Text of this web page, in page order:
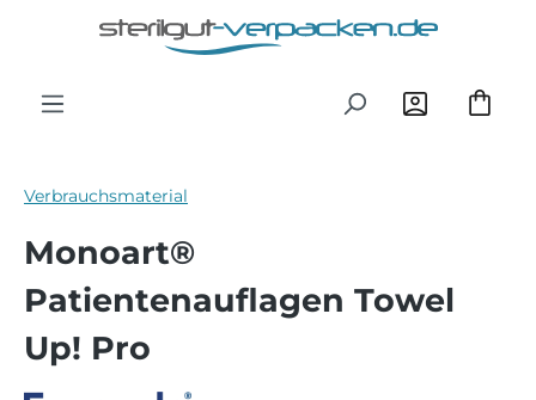
Zum Hauptinhalt springen
Verbrauchsmaterial
Monoart®
Patientenauflagen Towel
Up! Pro